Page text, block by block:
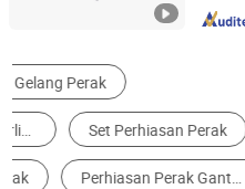
Anting-anting Cincin
Kotak Kado Kertas